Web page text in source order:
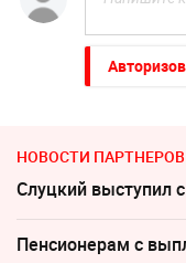
НОВОСТИ ПАРТНЕРОВ
Слуцкий выступил
Пенсионерам с